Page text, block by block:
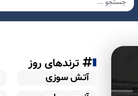
ترندهای روز
آتش سوزی